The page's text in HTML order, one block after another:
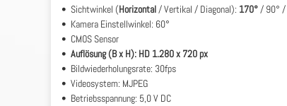
• Sichtwinkel (Horizontal/ Vertikal / Diagonal): 170°/ 90° /
• Kamera Einstellwinkel: 60°
• CMOS Sensor
• Auflösung (B x H): HD 1.280 x 720 px
• Bildwiederholungsrate: 30fps
• Videosystem: MJPEG
• Betriebsspannung: 5,0 V DC